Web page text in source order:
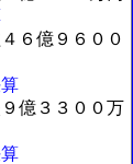
６億９６００
億３３００万